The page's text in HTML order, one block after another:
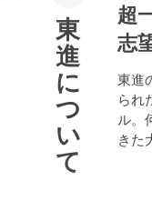
東
進
に
つ
い
て
超
志
東進
られ
ル。
きた